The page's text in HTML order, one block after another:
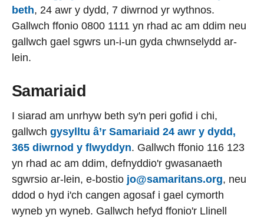
beth, 24 awr y dydd, 7 diwrnod yr wythnos.
Gallwch ffonio 0800 1111 yn rhad ac am ddim neu
gallwch gael sgwrs un-i-un gyda chwnselydd ar-
lein.
Samariaid
I siarad am unrhyw beth sy'n peri gofid i chi,
gallwch gysylltu â’r Samariaid 24 awr y dydd,
365 diwrnod y flwyddyn. Gallwch ffonio 116 123
yn rhad ac am ddim, defnyddio'r gwasanaeth
sgwrsio ar-lein, e-bostio jo@samaritans.org, neu
ddod o hyd i'ch cangen agosaf i gael cymorth
wyneb yn wyneb. Gallwch hefyd ffonio'r Llinell